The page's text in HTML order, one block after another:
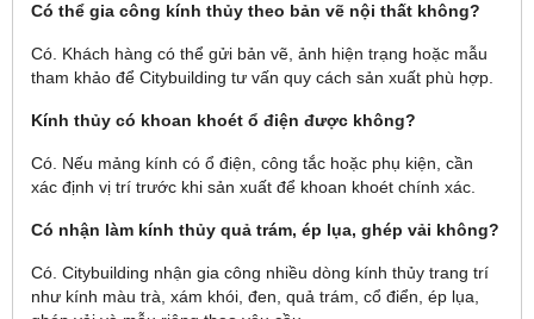
Có thể gia công kính thủy theo bản vẽ nội thất không?
Có. Khách hàng có thể gửi bản vẽ, ảnh hiện trạng hoặc mẫu
tham khảo để Citybuilding tư vấn quy cách sản xuất phù hợp.
Kính thủy có khoan khoét ổ điện được không?
Có. Nếu mảng kính có ổ điện, công tắc hoặc phụ kiện, cần
xác định vị trí trước khi sản xuất để khoan khoét chính xác.
Có nhận làm kính thủy quả trám, ép lụa, ghép vải không?
Có. Citybuilding nhận gia công nhiều dòng kính thủy trang trí
như kính màu trà, xám khói, đen, quả trám, cổ điển, ép lụa,